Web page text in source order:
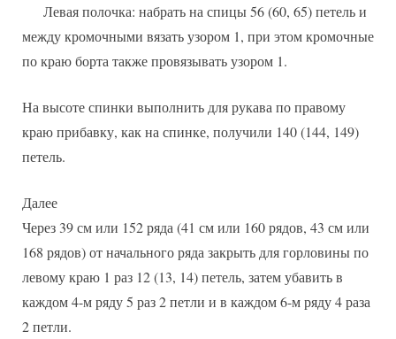
Левая полочка: набрать на спицы 56 (60, 65) петель и
между кромочными вязать узором 1, при этом кромочные
по краю борта также провязывать узором 1.
На высоте спинки выполнить для рукава по правому
краю прибавку, как на спинке, получили 140 (144, 149)
петель.
Далее
Через 39 см или 152 ряда (41 см или 160 рядов, 43 см или
168 рядов) от начального ряда закрыть для горловины по
левому краю 1 раз 12 (13, 14) петель, затем убавить в
каждом 4-м ряду 5 раз 2 петли и в каждом 6-м ряду 4 раза
2 петли.